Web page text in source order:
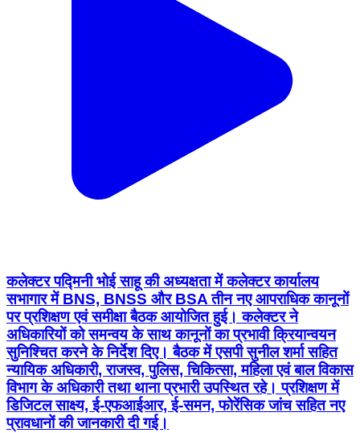
कलेक्टर पद्मिनी भोई साहू की अध्यक्षता में कलेक्टर कार्यालय
सभागार में BNS, BNSS और BSA तीन नए आपराधिक कानूनों
पर प्रशिक्षण एवं समीक्षा बैठक आयोजित हुई। कलेक्टर ने
अधिकारियों को समन्वय के साथ कानूनों का प्रभावी क्रियान्वयन
सुनिश्चित करने के निर्देश दिए। बैठक में एसपी सुनील शर्मा सहित
न्यायिक अधिकारी, राजस्व, पुलिस, चिकित्सा, महिला एवं बाल विकास
विभाग के अधिकारी तथा थाना प्रभारी उपस्थित रहे। प्रशिक्षण में
डिजिटल साक्ष्य, ई-एफआईआर, ई-समन, फोरेंसिक जांच सहित नए
प्रावधानों की जानकारी दी गई।